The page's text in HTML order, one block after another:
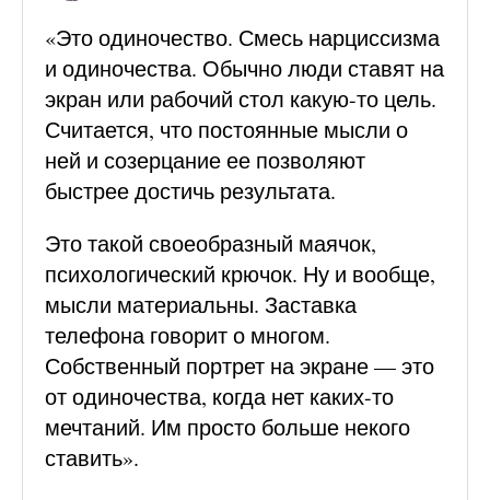
«Это одиночество. Смесь нарциссизма
и одиночества. Обычно люди ставят на
экран или рабочий стол какую-то цель.
Считается, что постоянные мысли о
ней и созерцание ее позволяют
быстрее достичь результата.
Это такой своеобразный маячок,
психологический крючок. Ну и вообще,
мысли материальны. Заставка
телефона говорит о многом.
Собственный портрет на экране — это
от одиночества, когда нет каких-то
мечтаний. Им просто больше некого
ставить».